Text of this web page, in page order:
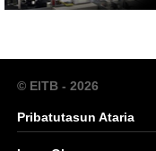
© EITB - 2026
Pribatutasun Ataria